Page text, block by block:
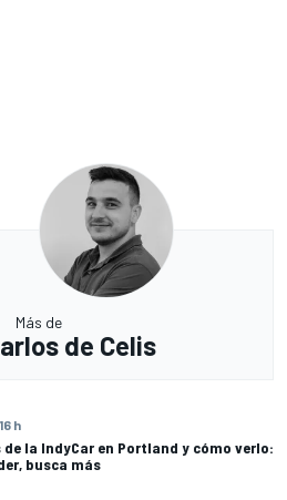
Más de
de Celis
16 h
de la IndyCar en Portland y cómo verlo:
busca más